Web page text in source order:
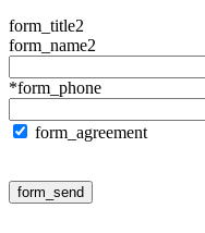
form_title2
form_name2
*form_phone
form_agreement
form_send